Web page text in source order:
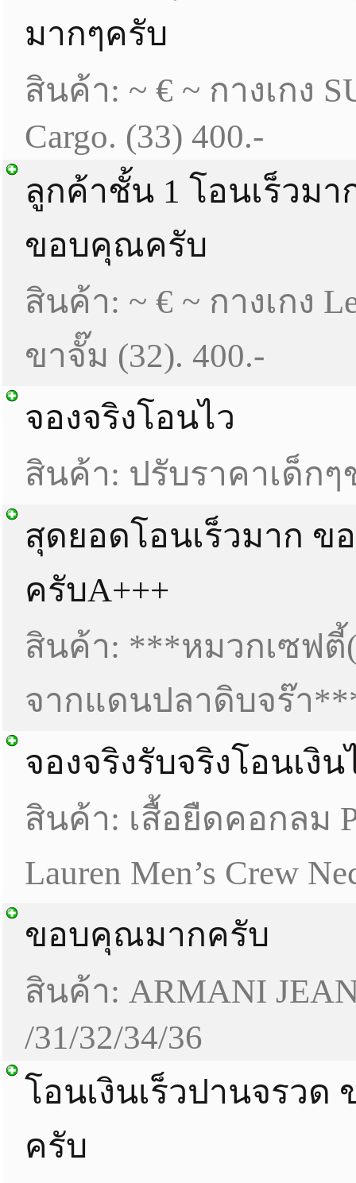
มากๆครับ
สินค้า: ~ € ~ กางเกง
Cargo. (33) 400.-
ลูกค้าชั้น 1 โอนเร็วมา
ขอบคุณครับ
สินค้า: ~ € ~ กางเกง
ขาจั๊ม (32). 400.-
จองจริงโอนไว
สินค้า: ปรับราคาเด็กๆ
สุดยอดโอนเร็วมาก
ครับA+++
สินค้า: ***หมวกเซฟตี้
จากแดนปลาดิบจร๊า
จองจริงรับจริงโอนเงิน
สินค้า: เสื้อยืดคอกลม
Lauren Men’s Crew
ขอบคุณมากครับ
สินค้า: ARMANI
/31/32/34/36
โอนเงินเร็วปานจรว
ครับ